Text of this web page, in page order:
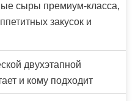
сыры премиум-класса,
закусок и
двухэтапной
и кому подходит